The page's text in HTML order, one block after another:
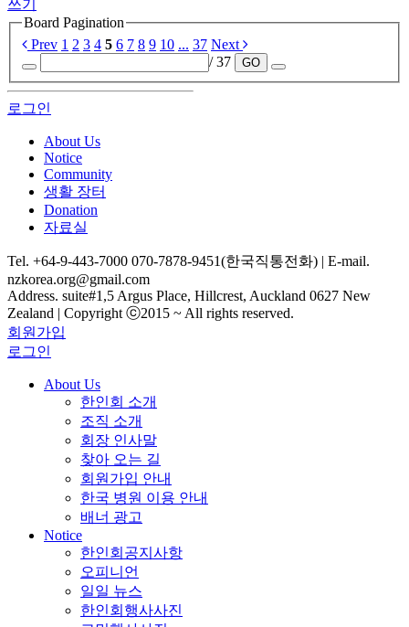
쓰기
Board Pagination
Prev 1 2 3 4 5 6 7 8 9 10 ... 37 Next
/ 37
GO
로그인
About Us
Notice
Community
생활 장터
Donation
자료실
Tel. +64-9-443-7000 070-7878-9451(한국직통전화) | E-mail.
nzkorea.org@gmail.com
Address. suite#1,5 Argus Place, Hillcrest, Auckland 0627 New
Zealand | Copyright ⓒ2015 ~ All rights reserved.
회원가입
로그인
About Us
한인회 소개
조직 소개
회장 인사말
찾아 오는 길
회원가입 안내
한국 병원 이용 안내
배너 광고
Notice
한인회공지사항
오피니언
일일 뉴스
한인회행사사진